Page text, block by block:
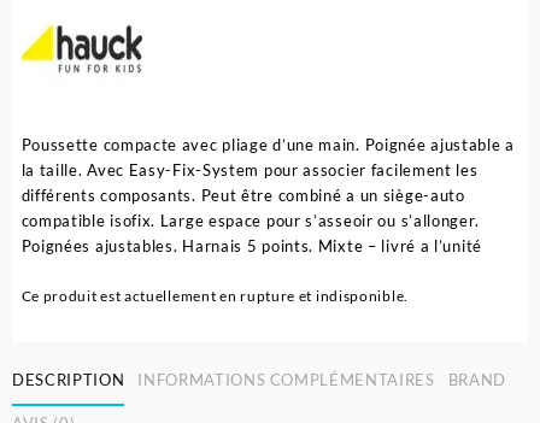
Poussette compacte avec pliage d’une main. Poignée ajustable a
la taille. Avec Easy-Fix-System pour associer facilement les
différents composants. Peut être combiné a un siège-auto
compatible isofix. Large espace pour s’asseoir ou s’allonger.
Poignées ajustables. Harnais 5 points. Mixte – livré a l’unité
Ce produit est actuellement en rupture et indisponible.
DESCRIPTION INFORMATIONS COMPLÉMENTAIRES BRAND